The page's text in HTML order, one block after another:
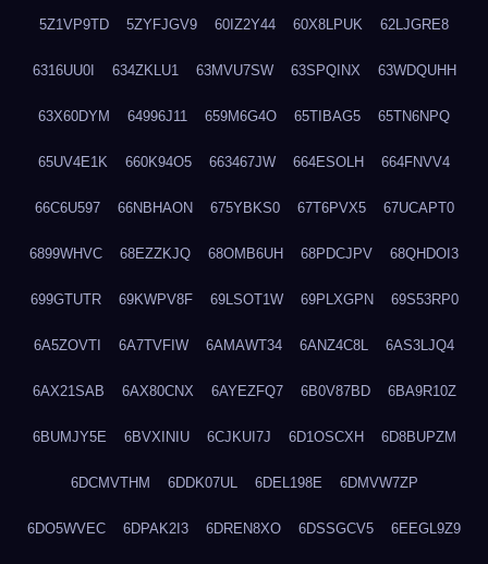
5Z1VP9TD 5ZYFJGV9 60IZ2Y44 60X8LPUK 62LJGRE8
6316UU0I 634ZKLU1 63MVU7SW 63SPQINX 63WDQUHH
63X60DYM 64996J11 659M6G4O 65TIBAG5 65TN6NPQ
65UV4E1K 660K94O5 663467JW 664ESOLH 664FNVV4
66C6U597 66NBHAON 675YBKS0 67T6PVX5 67UCAPT0
6899WHVC 68EZZKJQ 68OMB6UH 68PDCJPV 68QHDOI3
699GTUTR 69KWPV8F 69LSOT1W 69PLXGPN 69S53RP0
6A5ZOVTI 6A7TVFIW 6AMAWT34 6ANZ4C8L 6AS3LJQ4
6AX21SAB 6AX80CNX 6AYEZFQ7 6B0V87BD 6BA9R10Z
6BUMJY5E 6BVXINIU 6CJKUI7J 6D1OSCXH 6D8BUPZM
6DCMVTHM 6DDK07UL 6DEL198E 6DMVW7ZP
6DO5WVEC 6DPAK2I3 6DREN8XO 6DSSGCV5 6EEGL9Z9